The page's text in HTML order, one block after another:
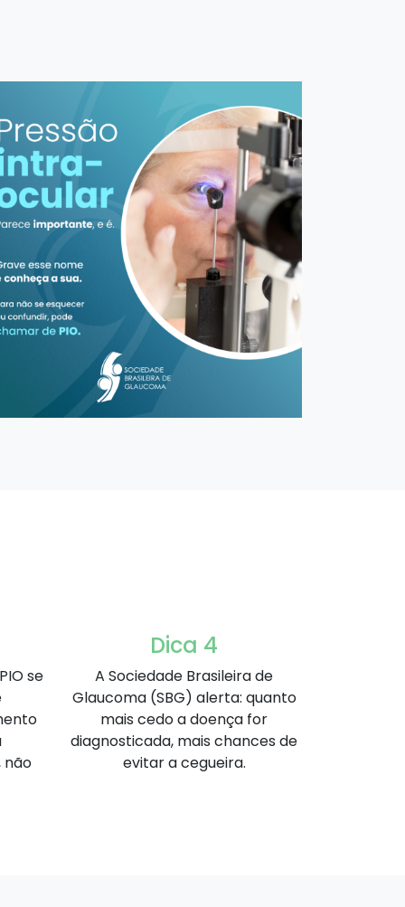
se
não
Dica 4
A Sociedade Brasileira de
Glaucoma (SBG) alerta: quanto
mais cedo a doença for
diagnosticada, mais chances de
evitar a cegueira.